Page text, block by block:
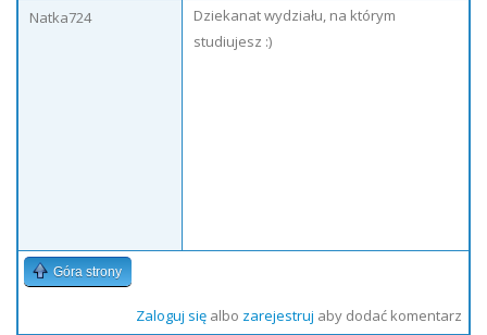
Natka724
Dziekanat wydziału, na którym
studiujesz :)
Góra strony
Zaloguj sięalbo zarejestruj aby dodać komentarz